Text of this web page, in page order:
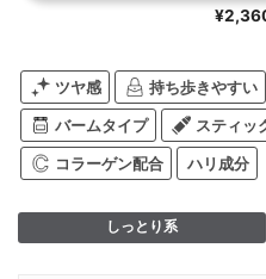
ツヤ感 持ち歩きやすい
バームタイプ スティッ
コラーゲン配合 ハリ成分
しっとり系